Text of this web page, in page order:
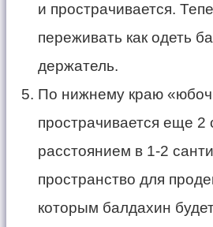
и прострачивается.
переживать как одеть
держатель.
По нижнему краю
прострачивается еще 2
расстоянием в 1-2
пространство для
которым балдахин